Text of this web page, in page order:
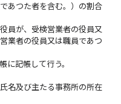
あつた者を含む。）の割合
員が、受検営業者の役員又
業者の役員又は職員であつ
に記帳して行う。
名及び主たる事務所の所在